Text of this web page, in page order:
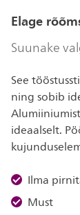
Elage
Suunake
See
ning sobib
ideaalselt.
Ilma
Must